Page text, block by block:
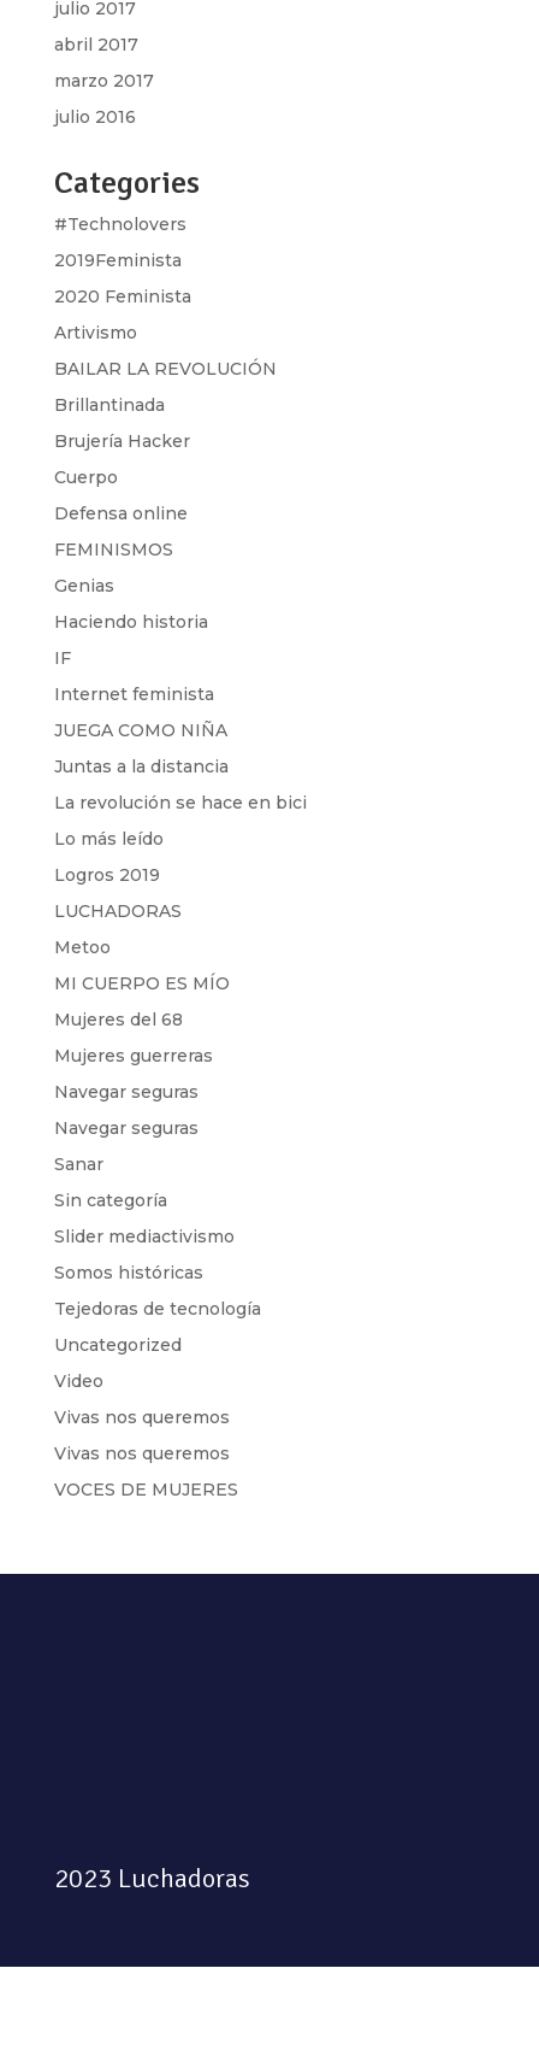
julio 2017
abril 2017
marzo 2017
julio 2016
Categories
#Technolovers
2019Feminista
2020 Feminista
Artivismo
BAILAR LA REVOLUCIÓN
Brillantinada
Brujería Hacker
Cuerpo
Defensa online
FEMINISMOS
Genias
Haciendo historia
IF
Internet feminista
JUEGA COMO NIÑA
Juntas a la distancia
La revolución se hace en bici
Lo más leído
Logros 2019
LUCHADORAS
Metoo
MI CUERPO ES MÍO
Mujeres del 68
Mujeres guerreras
Navegar seguras
Navegar seguras
Sanar
Sin categoría
Slider mediactivismo
Somos históricas
Tejedoras de tecnología
Uncategorized
Video
Vivas nos queremos
Vivas nos queremos
VOCES DE MUJERES
2023 Luchadoras